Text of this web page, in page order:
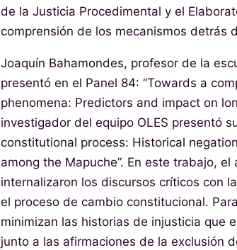
de la Justicia Procedimental y el
comprensión de los mecanismos detrás
Joaquín Bahamondes, profesor de la
presentó en el Panel 84: “Towards a
phenomena: Predictors and impact on
investigador del equipo OLES presentó
constitutional process: Historical
among the Mapuche”. En este trabajo,
internalizaron los discursos críticos con
el proceso de cambio constitucional.
minimizan las historias de injusticia que
junto a las afirmaciones de la exclusión